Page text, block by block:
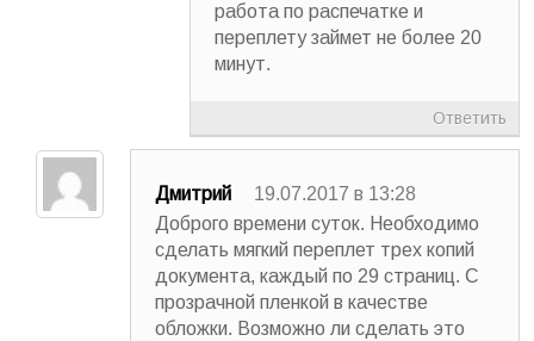
работа по распечатке и
переплету займет не более 20
минут.
Ответить
Дмитрий
19.07.2017 в 13:28
Доброго времени суток. Необходимо
сделать мягкий переплет трех копий
документа, каждый по 29 страниц. C
прозрачной пленкой в качестве
обложки. Возможно ли сделать это